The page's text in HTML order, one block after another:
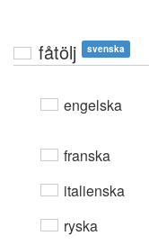
fåtölj svenska
engelska
franska
italienska
ryska